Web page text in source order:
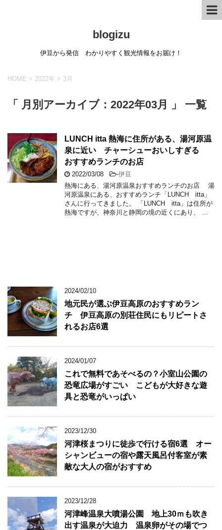
blogizu
伊豆から発信 わかりやすく観光情報をお届け！
HOME > 2022年 > 3月
「 月別アーカイブ：2022年03月 」 一覧
LUNCH itta 熱海に住所がある、湯河原温
泉に近い チャーシューおいしすぎる
おすすめランチのお店
2022/03/08 -伊豆
熱海にある、湯河原温泉おすすめランチのお店 湯
河原温泉にある、おすすめランチ「LUNCH itta」
さんに行ってきました。 「LUNCH itta」は住所が
熱海ですが、神奈川と静岡の境の近くにあり、 …
2024/02/10
地元民が選ぶ伊豆高原のおすすめラン
チ 伊豆高原の別荘住民にもリピートさ
れるお店6選
2024/01/07
これで無料であそべるの？小室山公園の
恐竜広場がすごい こどもが大好きな遊
具と恐竜がいっぱい
2023/12/30
河津桜まつりに徒歩で行ける宿6選 オー
シャンビューの宿や露天風呂付客室が素
敵な大人の宿がおすすめ
2023/12/28
河津峰温泉大噴湯公園 地上30ｍも吹き
出す温泉が大迫力 温泉卵がその場でつ